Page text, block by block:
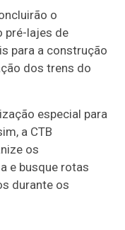
o
pré-lajes de
para a construção
dos trens do
especial para
a CTB
os
e busque rotas
durante os